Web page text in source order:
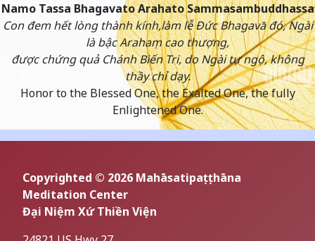
Namo Tassa Bhagavato Arahato Sammasambuddhassa
Con đem hết lòng thành kính,làm lễ Đức Bhagavā đó, Ngài
là bậc Arahaṃ cao thượng,
được chứng quả Chánh Biến Tri, do Ngài tự ngộ, không
thầy chỉ dạy.
Honor to the Blessed One, the Exalted One, the fully
Enlightened One.
Copyrighted © 2026 Mahāsatipaṭṭhāna
Meditation Center
Đại Niệm Xứ Thiền Viện